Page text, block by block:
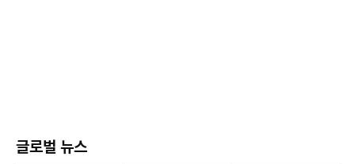
글로벌 뉴스